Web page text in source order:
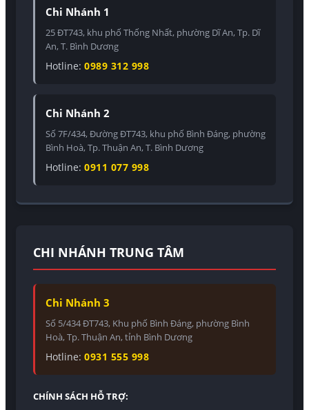
Chi Nhánh 1
25 ĐT743, khu phố Thống Nhất, phường Dĩ An, Tp. Dĩ
An, T. Bình Dương
Hotline: 0989 312 998
Chi Nhánh 2
Số 7F/434, Đường ĐT743, khu phố Bình Đáng, phường
Bình Hoà, Tp. Thuận An, T. Bình Dương
Hotline: 0911 077 998
CHI NHÁNH TRUNG TÂM
Chi Nhánh 3
Số 5/434 ĐT743, Khu phố Bình Đáng, phường Bình
Hoà, Tp. Thuận An, tỉnh Bình Dương
Hotline: 0931 555 998
CHÍNH SÁCH HỖ TRỢ: